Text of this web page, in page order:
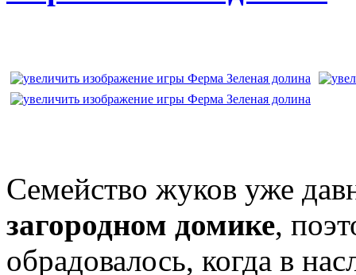
Семейство жуков уже
загородном домике,
обрадовалось, когда в